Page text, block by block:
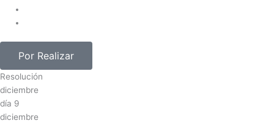
Por Realizar
Resolución
diciembre
día 9
diciembre